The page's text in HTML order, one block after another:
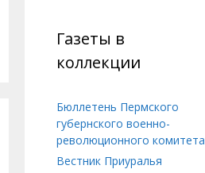
Газеты в
коллекции
Бюллетень Пермского
губернского военно-
революционного комитета
Вестник Приуралья